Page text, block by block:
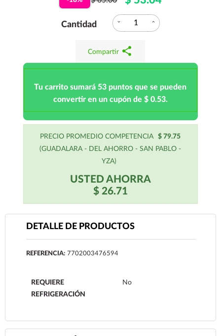
Cantidad expand_more expand_less
Compartir share
Tu carrito sumará 53 puntos que se pueden
convertir en un cupón de $ 0.53.
PRECIO PROMEDIO COMPETENCIA
$ 79.75
(GUADALARA - DEL AHORRO - SAN PABLO -
YZA)
USTED AHORRA
$ 26.71
DETALLE DE PRODUCTOS
REFERENCIA: 7702003476594
REQUIERE
REFRIGERACIÓN
No